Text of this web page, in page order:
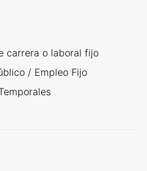
carrera o laboral fijo
/ Empleo Fijo